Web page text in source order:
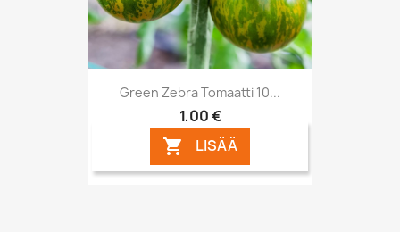
Green Zebra Tomaatti 10...
1,00 €
 LISÄÄ